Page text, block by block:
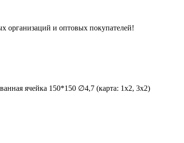
организаций и оптовых покупателей!
ячейка 150*150 ∅4,7 (карта: 1х2, 3х2)